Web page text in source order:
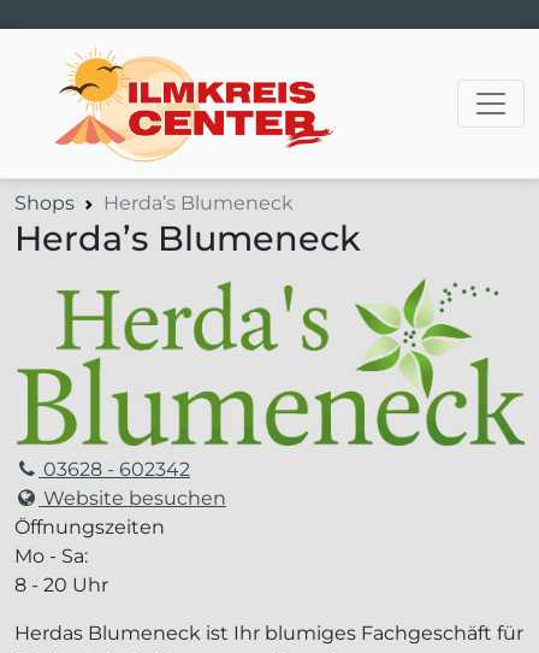
Hauptnavigation
Shops Herda’s Blumeneck
Herda’s Blumeneck
03628 - 602342
Website besuchen
Öffnungszeiten
Mo - Sa:
8 - 20 Uhr
Herdas Blumeneck ist Ihr blumiges Fachgeschäft für